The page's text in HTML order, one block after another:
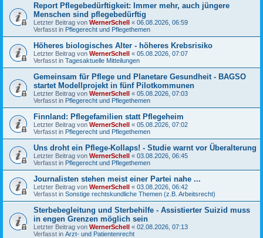
Report Pflegebedürftigkeit: Immer mehr, auch jüngere
Menschen sind pflegebedürftig
Letzter Beitrag von WernerSchell « 06.08.2026, 06:59
Verfasst in Pflegerecht und Pflegethemen
Höheres biologisches Alter - höheres Krebsrisiko
Letzter Beitrag von WernerSchell « 05.08.2026, 07:07
Verfasst in Tagesaktuelle Mitteilungen
Gemeinsam für Pflege und Planetare Gesundheit - BAGSO
startet Modellprojekt in fünf Pilotkommunen
Letzter Beitrag von WernerSchell « 05.08.2026, 07:03
Verfasst in Pflegerecht und Pflegethemen
Finnland: Pflegefamilien statt Pflegeheim
Letzter Beitrag von WernerSchell « 05.08.2026, 07:02
Verfasst in Pflegerecht und Pflegethemen
Uns droht ein Pflege-Kollaps! - Studie warnt vor Überalterung
Letzter Beitrag von WernerSchell « 03.08.2026, 06:45
Verfasst in Pflegerecht und Pflegethemen
Journalisten stehen meist einer Partei nahe ...
Letzter Beitrag von WernerSchell « 03.08.2026, 06:42
Verfasst in Sonstige rechtskundliche Themen (z.B. Arbeitsrecht)
Sterbebegleitung und Sterbehilfe - Assistierter Suizid muss
in engen Grenzen möglich sein
Letzter Beitrag von WernerSchell « 02.08.2026, 07:13
Verfasst in Arzt- und Patientenrecht